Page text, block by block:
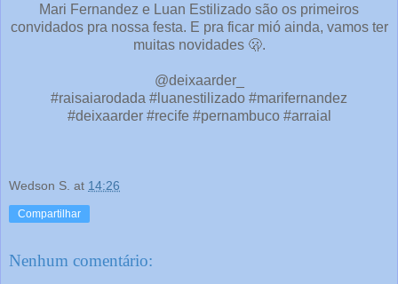
Mari Fernandez e Luan Estilizado são os primeiros
convidados pra nossa festa. E pra ficar mió ainda, vamos ter
muitas novidades 🫢.
@deixaarder_
#raisaiarodada #luanestilizado #marifernandez
#deixaarder #recife #pernambuco #arraial
Wedson S. at 14:26
Compartilhar
Nenhum comentário: